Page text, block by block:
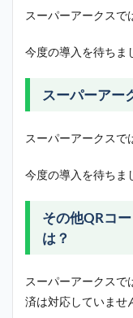
スーパーアークスで
今度の導入を待ちま
スーパーアー
スーパーアークスで
今度の導入を待ちま
その他QRコ
は？
スーパーアークスで
済は対応していませ